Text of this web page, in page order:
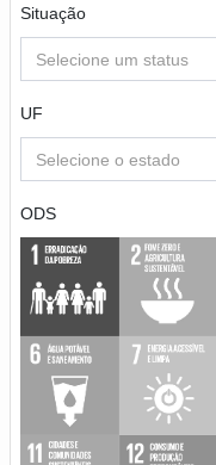
Situação
Selecione um status
UF
Selecione o estado
ODS